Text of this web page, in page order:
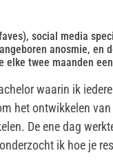
social media
anosmie, en
elke twee maanden
waarin ik
het ontwikkelen
De ene dag
ik hoe je